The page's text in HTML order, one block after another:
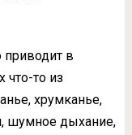
приводит в
то из
хрумканье,
шумное дыхание,